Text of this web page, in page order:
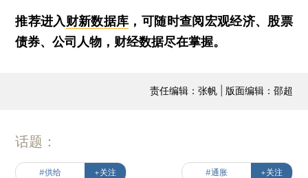
推荐进入财新数据库 ，可随时查阅宏观经济、股票
债券、公司人物，财经数据尽在掌握。
责任编辑：张帆 | 版面编辑：邵超
话题：
#供给 +关注 #通胀 +关注